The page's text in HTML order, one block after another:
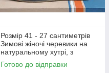
Розмір 41 - 27 сантиметрів
Зимові жіночі черевики на
натуральному хутрі, з
натуральної шкіри, чорні
Brave 8841
Готово до відправки